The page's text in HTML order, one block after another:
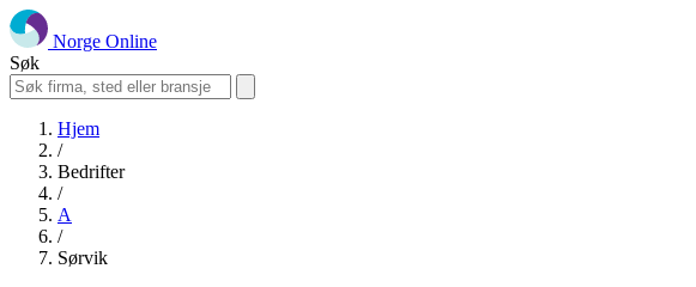
Norge Online
Søk
Hjem
/
Bedrifter
/
A
/
Sørvik